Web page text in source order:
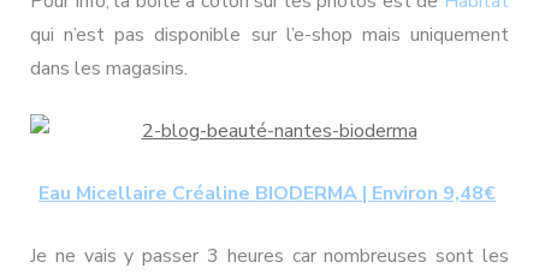
qui n’est pas disponible sur l’e-shop mais uniquement
dans les magasins.
Eau Micellaire Créaline BIODERMA | Environ 9,48€
Je ne vais y passer 3 heures car nombreuses sont les